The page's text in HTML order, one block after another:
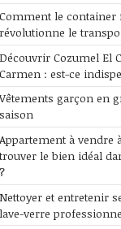
Comment le
révolutionne le
Découvrir Cozumel El
Carmen : est-ce
Vêtements garçon en
saison
Appartement à vendre
trouver le bien idéal
?
Nettoyer et entretenir
lave-verre